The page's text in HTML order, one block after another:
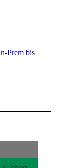
Prem bis